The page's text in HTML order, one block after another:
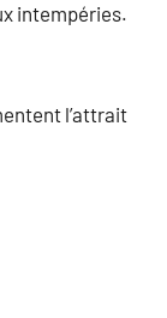
intempéries.
l’attrait